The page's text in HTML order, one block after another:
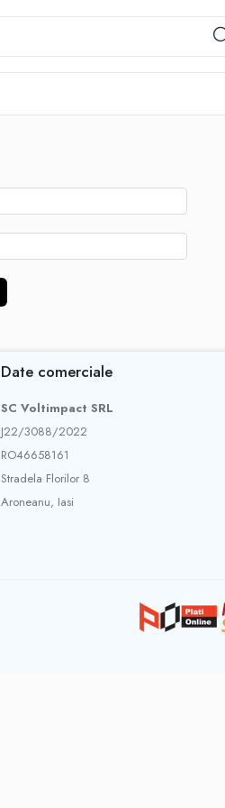
Date comerciale
SC Voltimpact SRL
J22/3088/2022
RO46658161
Stradela Florilor 8
Aroneanu, Iasi